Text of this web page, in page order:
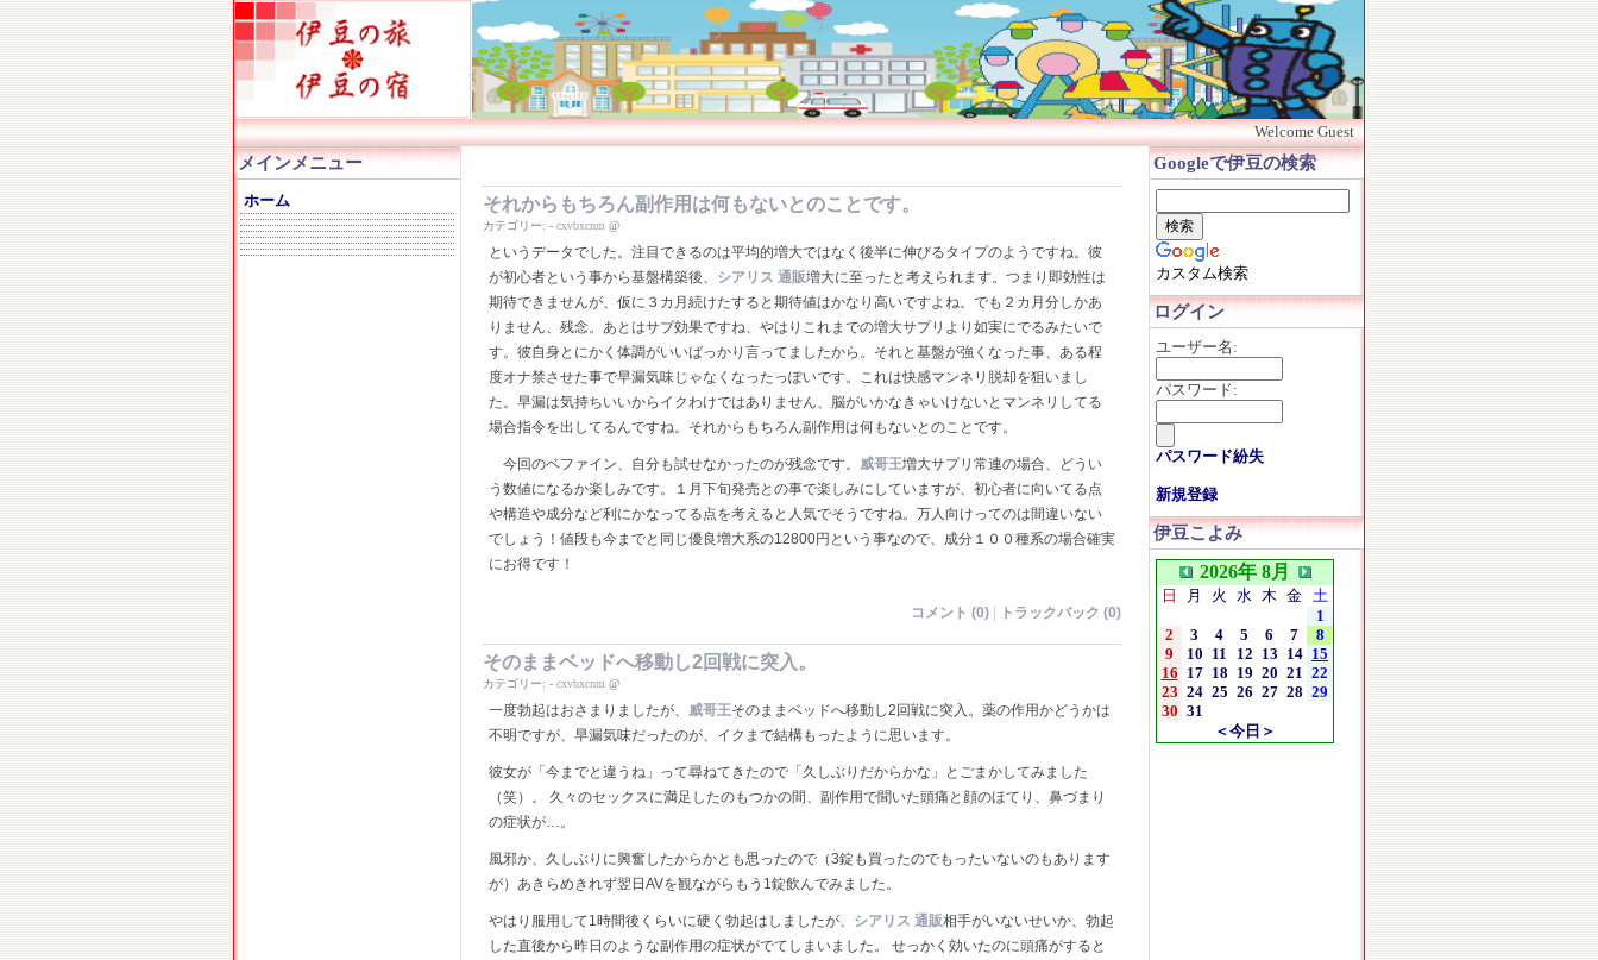
Welcome Guest
メインメニュー
ホーム それからもちろん副作用は何もないとのことです。
カテゴリー: - cxvbxcnm @
というデータでした。注目できるのは平均的増大ではなく後半に伸びるタイプのようですね。彼
が初心者という事から基盤構築後、 シアリス 通販増大に至ったと考えられます。つまり即効性は
期待できませんが、仮に３カ月続けたすると期待値はかなり高いですよね。でも２カ月分しかあ
りません、残念。あとはサブ効果ですね、やはりこれまでの増大サプリより如実にでるみたいで
す。彼自身とにかく体調がいいばっかり言ってましたから。それと基盤が強くなった事、ある程
度オナ禁させた事で早漏気味じゃなくなったっぽいです。これは快感マンネリ脱却を狙いまし
た。早漏は気持ちいいからイクわけではありません、脳がいかなきゃいけないとマンネリしてる
場合指令を出してるんですね。それからもちろん副作用は何もないとのことです。
今回のベファイン、自分も試せなかったのが残念です。 威哥王増大サプリ常連の場合、どうい
う数値になるか楽しみです。１月下旬発売との事で楽しみにしていますが、初心者に向いてる点
や構造や成分など利にかなってる点を考えると人気でそうですね。万人向けってのは間違いない
でしょう！値段も今までと同じ優良増大系の12800円という事なので、成分１００種系の場合確実
にお得です！
コメント (0) トラックバック (0)
そのままベッドへ移動し2回戦に突入。
カテゴリー: - cxvbxcnm @
一度勃起はおさまりましたが、 威哥王そのままベッドへ移動し2回戦に突入。薬の作用かどうかは
不明ですが、早漏気味だったのが、イクまで結構もったように思います。
彼女が「今までと違うね」って尋ねてきたので「久しぶりだからかな」とごまかしてみました
（笑）。 久々のセックスに満足したのもつかの間、副作用で聞いた頭痛と顔のほてり、鼻づまり
の症状が…。
風邪か、久しぶりに興奮したからかとも思ったので（3錠も買ったのでもったいないのもあります
が）あきらめきれず翌日AVを観ながらもう1錠飲んでみました。
やはり服用して1時間後くらいに硬く勃起はしましたが、 シアリス 通販相手がいないせいか、勃起
した直後から昨日のような副作用の症状がでてしまいました。 せっかく効いたのに頭痛がすると
Googleで伊豆の検索
カスタム検索
ログイン
ユーザー名:
パスワード:
パスワード紛失
新規登録
伊豆こよみ
2026年 8月
日 月 火 水 木 金 土
1
2
3 4 5 6 7
8
9
10 11 12 13 14 15
16 17 18 19 20 21 22
23 24 25 26 27 28 29
30 31
＜今日＞